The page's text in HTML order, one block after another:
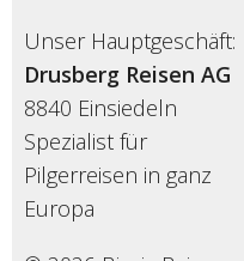
Unser Hauptgeschäft:
Drusberg Reisen AG
8840 Einsiedeln
Spezialist für
Pilgerreisen in ganz
Europa